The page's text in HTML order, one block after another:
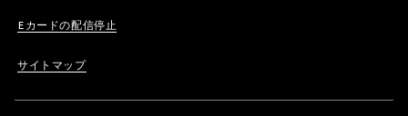
Eカードの配信停止
サイトマップ